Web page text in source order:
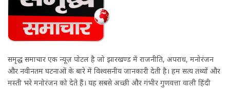
समृद्ध समाचार एक न्यूज़ पोर्टल है जो झारखण्ड में राजनीति, अपराध, मनोरंजन
और नवीनतम घटनाओं के बारे में विश्वसनीय जानकारी देती है। हम सत्य तथ्यों और
मस्ती भरे मनोरंजन को देते हैं। यह सबसे अच्छी और गंभीर गुणवत्ता वाली हिंदी